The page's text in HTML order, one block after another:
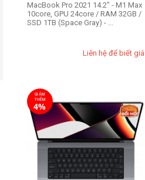
MacBook Pro 2021 14.2" - M1 Max
10core, GPU 24core / RAM 32GB /
SSD 1TB (Space Gray) - ...
Liên hệ để biết giá
GIẢM
THÊM
4%